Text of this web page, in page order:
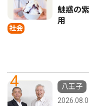
社会
魅惑の
用
4
八王子